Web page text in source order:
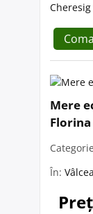
Cheresig
Mere
Florina
În: Vâlcea